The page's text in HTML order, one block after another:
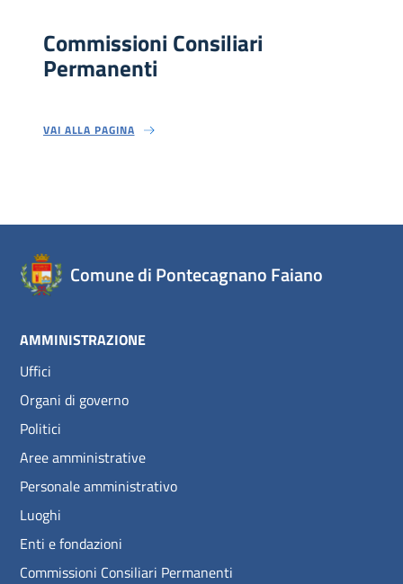
Commissioni Consiliari
Permanenti
VAI ALLA PAGINA
Comune di Pontecagnano Faiano
AMMINISTRAZIONE
Uffici
Organi di governo
Politici
Aree amministrative
Personale amministrativo
Luoghi
Enti e fondazioni
Commissioni Consiliari Permanenti